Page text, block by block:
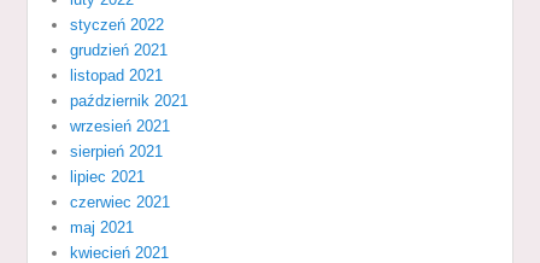
styczeń 2022
grudzień 2021
listopad 2021
październik 2021
wrzesień 2021
sierpień 2021
lipiec 2021
czerwiec 2021
maj 2021
kwiecień 2021